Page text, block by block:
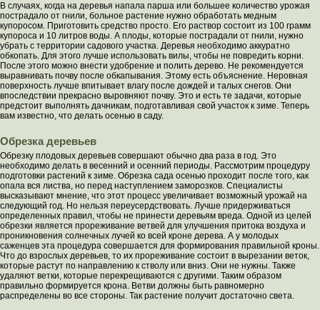
В случаях, когда на деревья напала парша или большее количество урожая
пострадало от гнили, больное растение нужно обработать медным
купоросом. Приготовить средство просто. Его раствор состоит из 100 грамм
купороса и 10 литров воды. А плоды, которые пострадали от гнили, нужно
убрать с территории садового участка. Деревья необходимо аккуратно
обкопать. Для этого лучше использовать вилы, чтобы не повредить корни.
После этого можно внести удобрение и полить дерево. Не рекомендуется
выравнивать почву после обкапывания. Этому есть объяснение. Неровная
поверхность лучше впитывает влагу после дождей и талых снегов. Они
впоследствии прекрасно выровняют почву. Это и есть те задачи, которые
предстоит выполнять дачникам, подготавливая свой участок к зиме. Теперь
вам известно, что делать осенью в саду.
Обрезка деревьев
Обрезку плодовых деревьев совершают обычно два раза в год. Это
необходимо делать в весенний и осенний периоды. Рассмотрим процедуру
подготовки растений к зиме. Обрезка сада осенью проходит после того, как
опала вся листва, но перед наступлением заморозков. Специалисты
высказывают мнение, что этот процесс увеличивает возможный урожай на
следующий год. Но нельзя переусердствовать. Лучше придерживаться
определенных правил, чтобы не принести деревьям вреда. Одной из целей
обрезки является прореживание ветвей для улучшения притока воздуха и
проникновения солнечных лучей ко всей кроне дерева. А у молодых
саженцев эта процедура совершается для формирования правильной кроны.
Что до взрослых деревьев, то их прореживание состоит в вырезании веток,
которые растут по направлению к стволу или вниз. Они не нужны. Также
удаляют ветки, которые перекрещиваются с другими. Таким образом
правильно формируется крона. Ветви должны быть равномерно
распределены во все стороны. Так растение получит достаточно света.